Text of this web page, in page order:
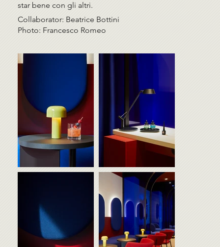
star bene con gli altri.
Collaborator: Beatrice Bottini
Photo: Francesco Romeo